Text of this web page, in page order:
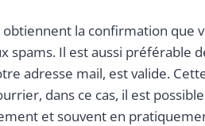
obtiennent la confirmation que
Il est aussi préférable
adresse mail, est valide.
dans ce cas, il est possible
et souvent en